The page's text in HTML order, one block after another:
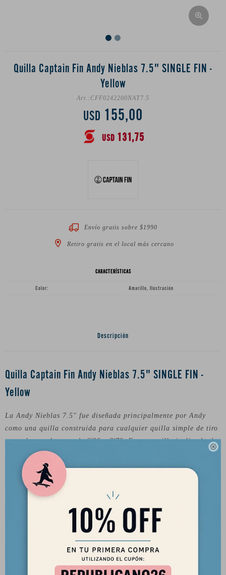

Quilla Captain Fin Andy Nieblas 7.5" SINGLE FIN -
Yellow
CFF0242200NAT7.5
USD 155,00
USD 131,75
Envío gratis sobre $1990
Retiro gratis en el local más cercano
CARACTERÍSTICAS
Color Amarillo, Ilustración
Descripción
Quilla Captain Fin Andy Nieblas 7.5" SINGLE FIN -
Yellow
La Andy Nieblas 7.5" fue diseñada principalmente por Andy
como una quilla construida para cualquier quilla simple de tiro
con tubo en el rango de 6'9" a 8'7". Es una quilla inclinada de
7.5" con dos combinaciones de colores y gráficos únicos
también creados por Andy. para "capturar los sueños del surf de
California con su cultura nativa americana junto al mar". Esta
quilla también funcionará bien en cualquier tipo de
- Quilla inclinada para velocidad en la línea y giros en arco
- Construcción: Fibra de vidrio
- Flexión: rígida